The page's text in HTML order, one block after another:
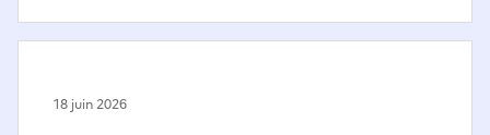
18 juin 2026